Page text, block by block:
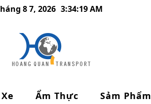
8 7, 2026 3:34:20 AM
Ẩm Thực Sảm Phẩm